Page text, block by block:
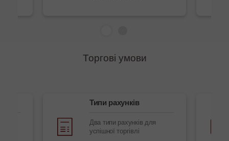
Торгові умови
Типи рахунків
Два типи рахунків для
успішної торгівлі